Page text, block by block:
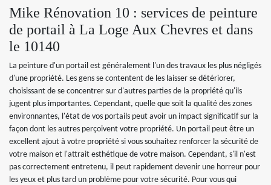
Mike Rénovation 10 : services de peinture
de portail à La Loge Aux Chevres et dans
le 10140
La peinture d'un portail est généralement l'un des travaux les plus négligés
d'une propriété. Les gens se contentent de les laisser se détériorer,
choisissant de se concentrer sur d'autres parties de la propriété qu'ils
jugent plus importantes. Cependant, quelle que soit la qualité des zones
environnantes, l'état de vos portails peut avoir un impact significatif sur la
façon dont les autres perçoivent votre propriété. Un portail peut être un
excellent ajout à votre propriété si vous souhaitez renforcer la sécurité de
votre maison et l'attrait esthétique de votre maison. Cependant, s'il n'est
pas correctement entretenu, il peut rapidement devenir une horreur pour
les yeux et plus tard un problème pour votre sécurité. Pour vous qui